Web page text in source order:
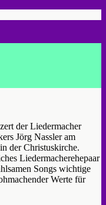
der Liedermacher
Jörg Nassler am
der Christuskirche.
Liedermacherehepaar
Songs wichtige
Werte für